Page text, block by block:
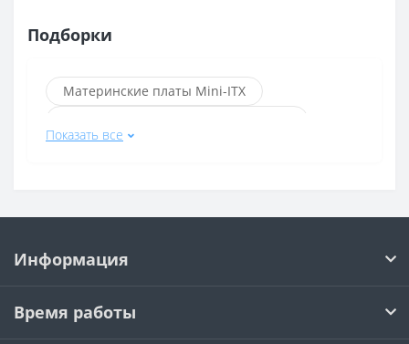
Подборки
Материнские платы Mini-ITX
Материнские платы AMD A520 Micro-ATX
Материнские платы Socket AM4 AMD A520 Micro-ATX
Показать все
Информация
Время работы